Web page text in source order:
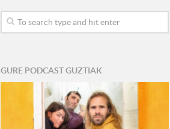
GURE PODCAST GUZTIAK